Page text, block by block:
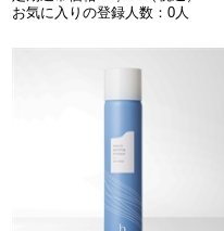
お気に入りの登録人数：0人